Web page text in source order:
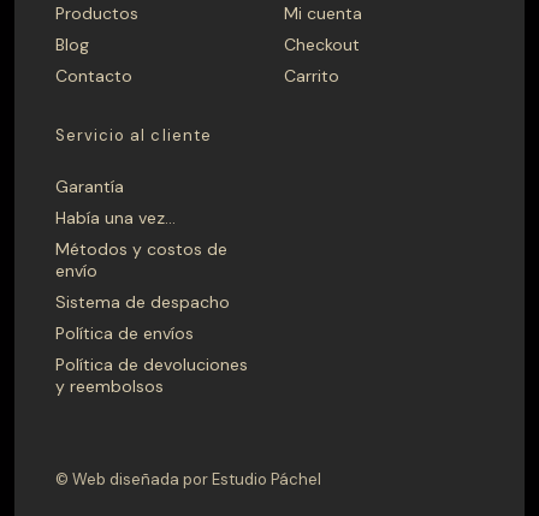
Productos
Blog
Contacto
Mi cuenta
Checkout
Carrito
Servicio al cliente
Garantía
Había una vez…
Métodos y costos de
envío
Sistema de despacho
Política de envíos
Política de devoluciones
y reembolsos
© Web diseñada por Estudio Páchel